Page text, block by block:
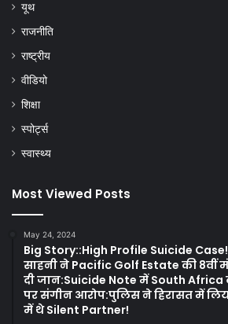
यूथ
राजनीति
राष्ट्रीय
वीडियो
शिक्षा
स्पोर्ट्स
स्वास्थ्य
Most Viewed Posts
May 24, 2024
Big Story::High Profile Suicide
साहनी ने Pacific Golf Estate की
दी जान:Suicide Note में South Africa
पर संगीन आरोप:पुलिस ने हिरासत में
में थे Silent Partner!